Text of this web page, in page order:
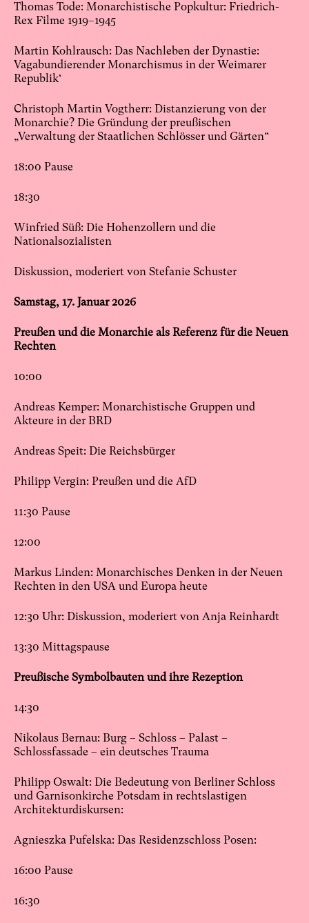
Thomas Tode: Monarchistische Popkultur: Friedrich-
Rex Filme 1919–1945
Martin Kohlrausch: Das Nachleben der Dynastie:
Vagabundierender Monarchismus in der Weimarer
Republik‘
Christoph Martin Vogtherr: Distanzierung von der
Monarchie? Die Gründung der preußischen
„Verwaltung der Staatlichen Schlösser und Gärten“
18:00 Pause
18:30
Winfried Süß: Die Hohenzollern und die
Nationalsozialisten
Diskussion, moderiert von Stefanie Schuster
Samstag, 17. Januar 2026
Preußen und die Monarchie als Referenz für die Neuen
Rechten
10:00
Andreas Kemper: Monarchistische Gruppen und
Akteure in der BRD
Andreas Speit: Die Reichsbürger
Philipp Vergin: Preußen und die AfD
11:30 Pause
12:00
Markus Linden: Monarchisches Denken in der Neuen
Rechten in den USA und Europa heute
12:30 Uhr: Diskussion, moderiert von Anja Reinhardt
13:30 Mittagspause
Preußische Symbolbauten und ihre Rezeption
14:30
Nikolaus Bernau: Burg – Schloss – Palast –
Schlossfassade – ein deutsches Trauma
Philipp Oswalt: Die Bedeutung von Berliner Schloss
und Garnisonkirche Potsdam in rechtslastigen
Architekturdiskursen:
Agnieszka Pufelska: Das Residenzschloss Posen:
16:00 Pause
16:30